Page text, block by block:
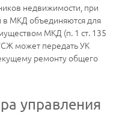
недвижимости, при
в МКД объединяются для
МКД (п. 1 ст. 135
может передать УК
ремонту общего
управления